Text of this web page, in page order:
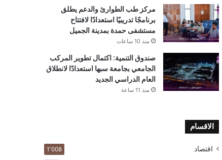
مركز طب الطوارئ والدعم يطلق
برنامجًا تدريبيًا استعدادًا لافتتاح
مستشفى حمدة بمدينة الجميل
منذ 10 ساعات
صندوق التنمية: اكتمال تطوير المركب
الجامعي بجامعة سبها استعدادًا لانطلاق
العام الدراسي الجديد
منذ 11 ساعة
الاقسام
اقتصاد 1٬008